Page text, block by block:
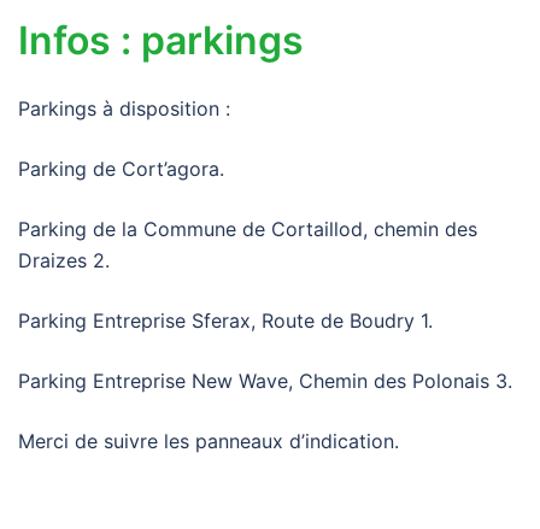
Infos : parkings
Parkings à disposition :
Parking de Cort’agora.
Parking de la Commune de Cortaillod, chemin des
Draizes 2.
Parking Entreprise Sferax, Route de Boudry 1.
Parking Entreprise New Wave, Chemin des Polonais 3.
Merci de suivre les panneaux d’indication.